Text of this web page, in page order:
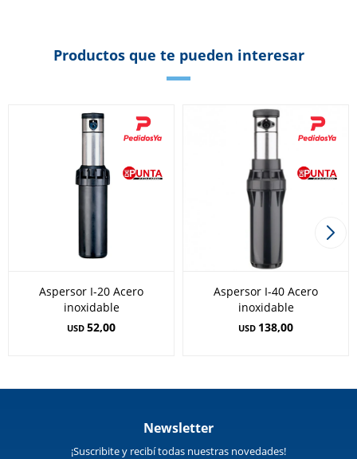
Productos que te pueden interesar
Aspersor I-20 Acero
inoxidable
USD 52,00
Aspersor I-40 Acero
inoxidable
USD 138,00
Newsletter
¡Suscribite y recibí todas nuestras novedades!